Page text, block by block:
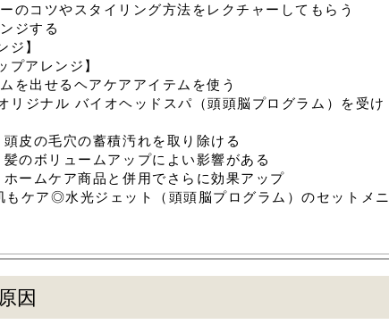
のコツやスタイリング方法をレクチャーしてもらう
ジする
ジ】
プアレンジ】
を出せるヘアケアアイテムを使う
リジナル バイオヘッドスパ（頭頭脳プログラム）を受け
頭皮の毛穴の蓄積汚れを取り除ける
髪のボリュームアップによい影響がある
ホームケア商品と併用でさらに効果アップ
もケア◎水光ジェット（頭頭脳プログラム）のセットメニ
因